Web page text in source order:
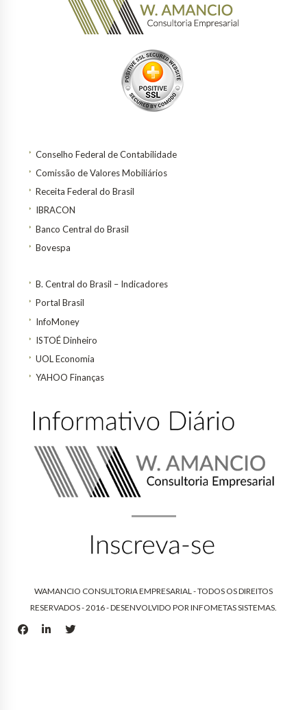
Conselho Federal de Contabilidade
Comissão de Valores Mobiliários
Receita Federal do Brasil
IBRACON
Banco Central do Brasil
Bovespa
B. Central do Brasil – Indicadores
Portal Brasil
InfoMoney
ISTOÉ Dinheiro
UOL Economia
YAHOO Finanças
WAMANCIO CONSULTORIA EMPRESARIAL - TODOS OS DIREITOS
RESERVADOS - 2016 - DESENVOLVIDO POR INFOMETAS SISTEMAS